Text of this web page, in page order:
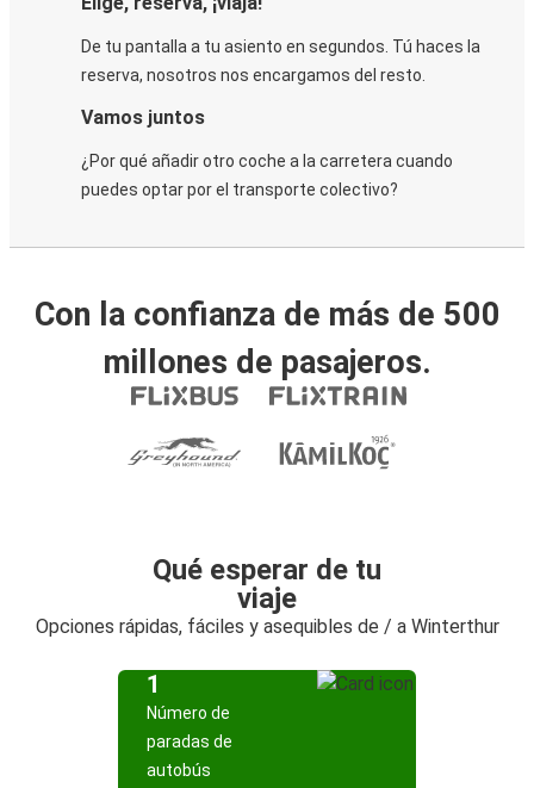
De tu pantalla a tu asiento en segundos. Tú haces la
reserva, nosotros nos encargamos del resto.
Vamos juntos
¿Por qué añadir otro coche a la carretera cuando
puedes optar por el transporte colectivo?
Con la confianza de más de 500
millones de pasajeros.
Qué esperar de tu
viaje
Opciones rápidas, fáciles y asequibles de / a Winterthur
1
Número de
paradas de
autobús